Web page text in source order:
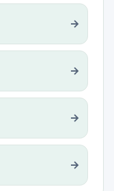
→
→
→
→